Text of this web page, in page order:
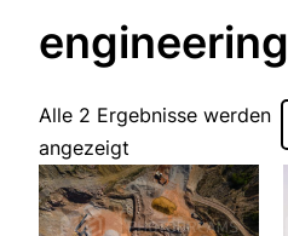
engineering
Alle 2 Ergebnisse werden
angezeigt